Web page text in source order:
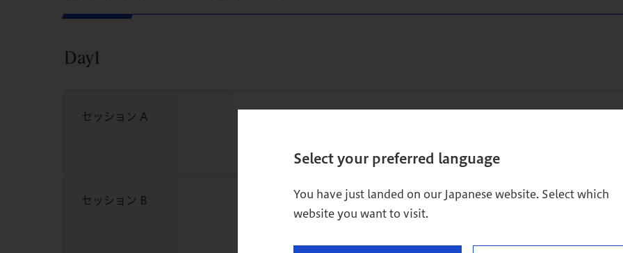
Select your preferred language
You have just landed on our Japanese website. Select which
website you want to visit.
Day1
セッション A
セッション B イントロダクション